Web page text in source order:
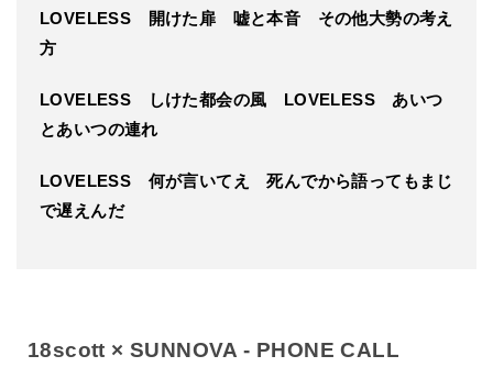
LOVELESS 開けた扉 嘘と本音 その他大勢の考え
方
LOVELESS しけた都会の風 LOVELESS あいつ
とあいつの連れ
LOVELESS 何が言いてえ 死んでから語ってもまじ
で遅えんだ
18scott × SUNNOVA - PHONE CALL